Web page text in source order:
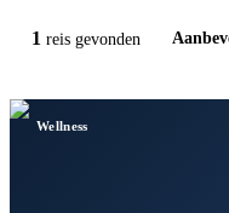
1 reis gevonden
Wellness